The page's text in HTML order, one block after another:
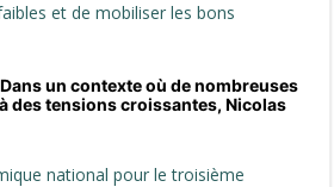
et de mobiliser les bons
un contexte où de nombreuses
des tensions croissantes, Nicolas
national pour le troisième